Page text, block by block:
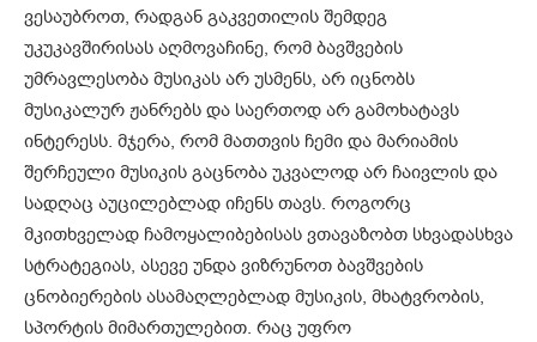
ვესაუბროთ, რადგან გაკვეთილის შემდეგ
უკუკავშირისას აღმოვაჩინე, რომ ბავშვების
უმრავლესობა მუსიკას არ უსმენს, არ იცნობს
მუსიკალურ ჟანრებს და საერთოდ არ გამოხატავს
ინტერესს. მჯერა, რომ მათთვის ჩემი და მარიამის
შერჩეული მუსიკის გაცნობა უკვალოდ არ ჩაივლის და
სადღაც აუცილებლად იჩენს თავს. როგორც
მკითხველად ჩამოყალიბებისას ვთავაზობთ სხვადასხვა
სტრატეგიას, ასევე უნდა ვიზრუნოთ ბავშვების
ცნობიერების ასამაღლებლად მუსიკის, მხატვრობის,
სპორტის მიმართულებით. რაც უფრო